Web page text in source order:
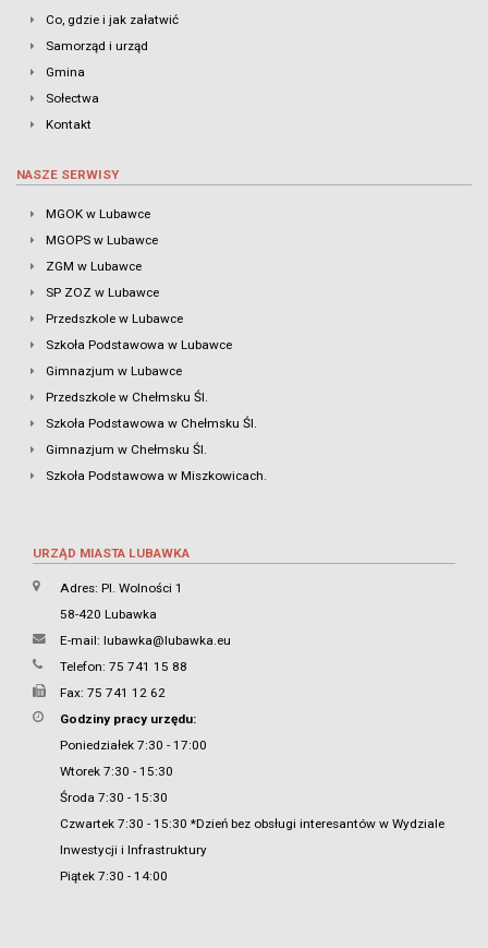
Co, gdzie i jak załatwić
Samorząd i urząd
Gmina
Sołectwa
Kontakt
NASZE SERWISY
MGOK w Lubawce
MGOPS w Lubawce
ZGM w Lubawce
SP ZOZ w Lubawce
Przedszkole w Lubawce
Szkoła Podstawowa w Lubawce
Gimnazjum w Lubawce
Przedszkole w Chełmsku Śl.
Szkoła Podstawowa w Chełmsku Śl.
Gimnazjum w Chełmsku Śl.
Szkoła Podstawowa w Miszkowicach.
URZĄD MIASTA LUBAWKA
Adres: Pl. Wolności 1
58-420 Lubawka
E-mail: lubawka@lubawka.eu
Telefon: 75 741 15 88
Fax: 75 741 12 62
Godziny pracy urzędu:
Poniedziałek 7:30 - 17:00
Wtorek 7:30 - 15:30
Środa 7:30 - 15:30
Czwartek 7:30 - 15:30 *Dzień bez obsługi interesantów w Wydziale
Inwestycji i Infrastruktury
Piątek 7:30 - 14:00